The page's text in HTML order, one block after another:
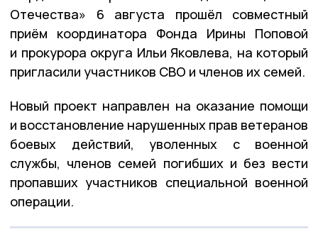
Отечества» 6 августа прошёл совместный
приём координатора Фонда Ирины Поповой
и прокурора округа Ильи Яковлева, на который
пригласили участников СВО и членов их семей.
Новый проект направлен на оказание помощи
и восстановление нарушенных прав ветеранов
боевых действий, уволенных с военной
службы, членов семей погибших и без вести
пропавших участников специальной военной
операции.